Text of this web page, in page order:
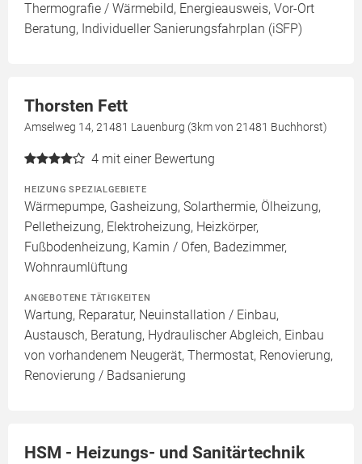
Thermografie / Wärmebild, Energieausweis, Vor-Ort
Beratung, Individueller Sanierungsfahrplan (iSFP)
Thorsten Fett
Amselweg 14, 21481 Lauenburg (3km von 21481 Buchhorst)
4 mit einer Bewertung
HEIZUNG SPEZIALGEBIETE
Wärmepumpe, Gasheizung, Solarthermie, Ölheizung,
Pelletheizung, Elektroheizung, Heizkörper,
Fußbodenheizung, Kamin / Ofen, Badezimmer,
Wohnraumlüftung
ANGEBOTENE TÄTIGKEITEN
Wartung, Reparatur, Neuinstallation / Einbau,
Austausch, Beratung, Hydraulischer Abgleich, Einbau
von vorhandenem Neugerät, Thermostat, Renovierung,
Renovierung / Badsanierung
HSM - Heizungs- und Sanitärtechnik